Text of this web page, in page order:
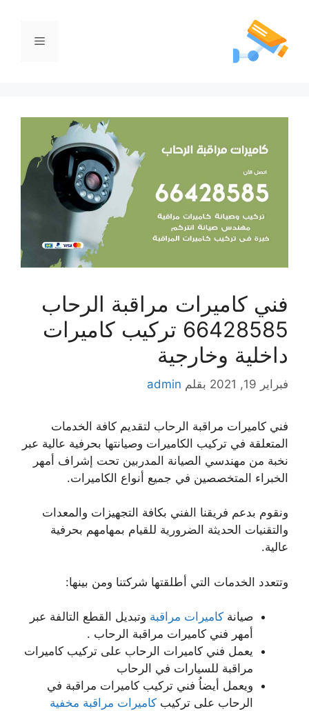
فني كاميرات مراقبة الرحاب
66428585 تركيب كاميرات
داخلية وخارجية
فبراير 19, 2021 بقلم admin
فني كاميرات مراقبة الرحاب لتقديم كافة الخدمات
المتعلقة في تركيب الكاميرات وصيانتها بحرفية عالية عبر
نخبة من مهندسي الصيانة المدربين تحت إشراف أمهر
الخبراء المتخصصين في جميع أنواع الكاميرات.
ونقوم بدعم فريقنا الفني بكافة التجهيزات والمعدات
والتقنيات الحديثة الضرورية للقيام بمهامهم بحرفية
عالية.
وتتعدد الخدمات التي أطلقتها شركتنا ومن بينها:
صيانة كاميرات مراقبة وتبديل القطع التالفة عبر
أمهر فني كاميرات مراقبة الرحاب .
يعمل فني كاميرات الرحاب على تركيب كاميرات
مراقبة للسيارات في الرحاب
ويعمل أيضاُ فني تركيب كاميرات مراقبة في
الرحاب على تركيب كاميرات مراقبة مخفية